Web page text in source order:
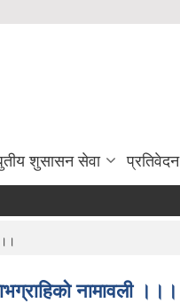
शुसासन सेवा प्रतिवेदन
नामावली ।।।